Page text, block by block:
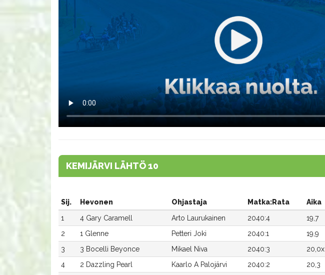
KEMIJÄRVI LÄHTÖ 10
Sij. Hevonen Ohjastaja Matka:Rata Aika
1
4 Gary Caramell Arto Laurukainen 2040:4 19,7
2
1 Glenne Petteri Joki 2040:1 19,9
3
3 Bocelli Beyonce Mikael Niva 2040:3 20,0x
4
2 Dazzling Pearl Kaarlo A Palojärvi 2040:2 20,3